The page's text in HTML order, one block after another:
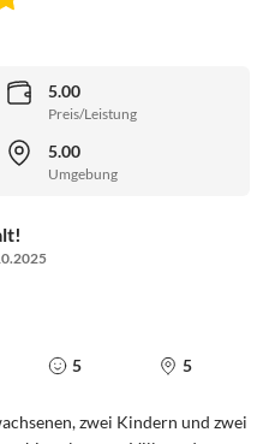
5.00
Preis/Leistung
5.00
Umgebung
5 5
zwei Kindern und zwei